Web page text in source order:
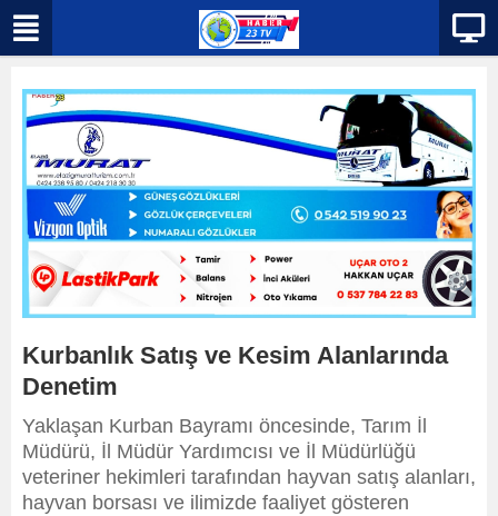
Kurbanlık Satış ve Kesim Alanlarında
Denetim
Yaklaşan Kurban Bayramı öncesinde, Tarım İl
Müdürü, İl Müdür Yardımcısı ve İl Müdürlüğü
veteriner hekimleri tarafından hayvan satış alanları,
hayvan borsası ve ilimizde faaliyet gösteren